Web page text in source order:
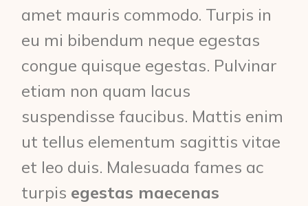
amet mauris commodo. Turpis in
eu mi bibendum neque egestas
congue quisque egestas. Pulvinar
etiam non quam lacus
suspendisse faucibus. Mattis enim
ut tellus elementum sagittis vitae
et leo duis. Malesuada fames ac
turpis egestas maecenas